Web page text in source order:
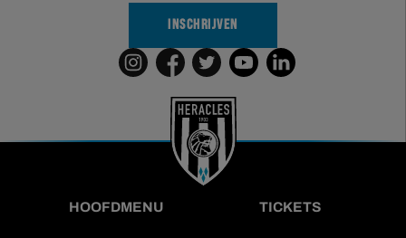
INSCHRIJVEN
HOOFDMENU TICKETS